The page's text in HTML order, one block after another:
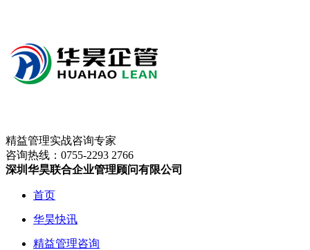
精益管理实战咨询专家
咨询热线： 0755-2293 2766
深圳华昊联合企业管理顾问有限公司
首页
华昊快讯
精益管理咨询